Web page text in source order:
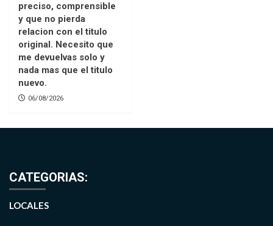
preciso, comprensible
y que no pierda
relacion con el titulo
original. Necesito que
me devuelvas solo y
nada mas que el titulo
nuevo.
06/08/2026
CATEGORIAS:
LOCALES